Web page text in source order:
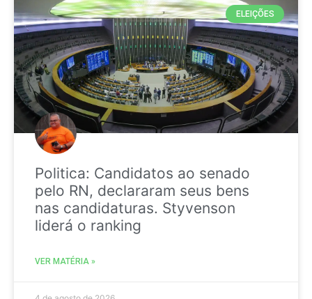
ELEIÇÕES
Politica: Candidatos ao senado
pelo RN, declararam seus bens
nas candidaturas. Styvenson
liderá o ranking
VER MATÉRIA »